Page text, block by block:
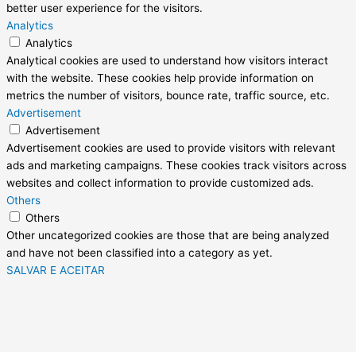
better user experience for the visitors.
Analytics
Analytics
Analytical cookies are used to understand how visitors interact
with the website. These cookies help provide information on
metrics the number of visitors, bounce rate, traffic source, etc.
Advertisement
Advertisement
Advertisement cookies are used to provide visitors with relevant
ads and marketing campaigns. These cookies track visitors across
websites and collect information to provide customized ads.
Others
Others
Other uncategorized cookies are those that are being analyzed
and have not been classified into a category as yet.
SALVAR E ACEITAR